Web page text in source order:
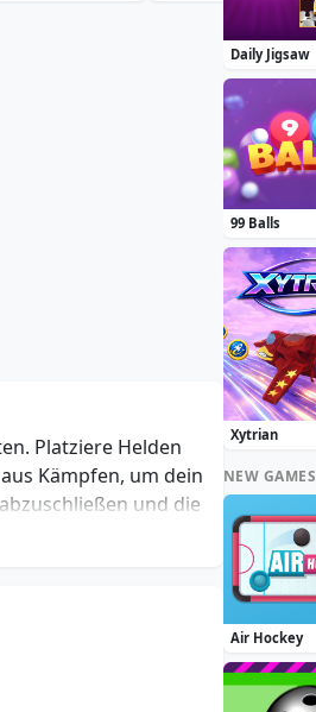
Platziere Helden
Kämpfen, um dein
und die
Daily Jigsaw
99 Balls
Xytrian
NEW GAMES
Air Hockey